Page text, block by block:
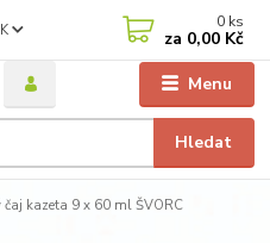
Menu
Hledat
0 ks
za 0,00 Kč
čaj kazeta 9 x 60 ml ŠVORC